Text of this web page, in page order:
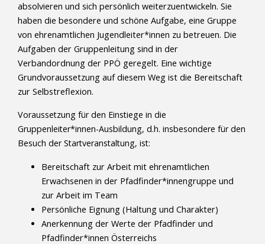
absolvieren und sich persönlich weiterzuentwickeln. Sie
haben die besondere und schöne Aufgabe, eine Gruppe
von ehrenamtlichen Jugendleiter*innen zu betreuen. Die
Aufgaben der Gruppenleitung sind in der
Verbandordnung der PPÖ geregelt. Eine wichtige
Grundvoraussetzung auf diesem Weg ist die Bereitschaft
zur Selbstreflexion.
Voraussetzung für den Einstiege in die
Gruppenleiter*innen-Ausbildung, d.h. insbesondere für den
Besuch der Startveranstaltung, ist:
Bereitschaft zur Arbeit mit ehrenamtlichen
Erwachsenen in der Pfadfinder*innengruppe und
zur Arbeit im Team
Persönliche Eignung (Haltung und Charakter)
Anerkennung der Werte der Pfadfinder und
Pfadfinder*innen Österreichs